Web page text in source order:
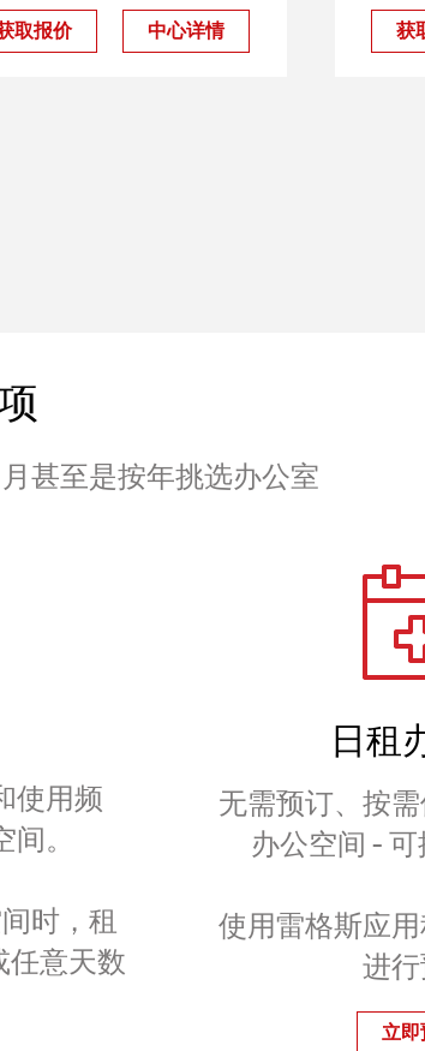
取报价 中心详情 获
甚至是按年挑选办公室
使用频
。
时，租
任意天数
日租
无需预订、按
办公空间 - 可
使用雷格斯应
进
立即